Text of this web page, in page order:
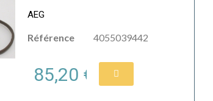
AEG
Référence 4055039442
85,20 €